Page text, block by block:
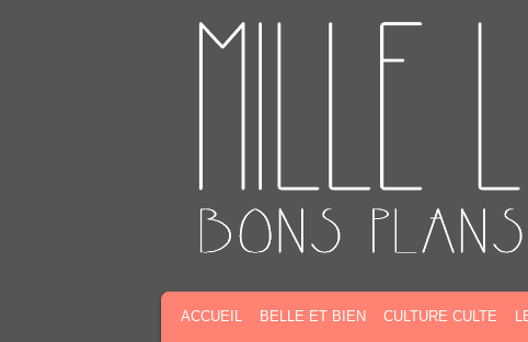
MASQUER LA NAVIGATION PRINCIPALE
MASQUER LA NAVIGATION SECONDAIRE
ACCUEIL BELLE ET BIEN CULTURE CULTE